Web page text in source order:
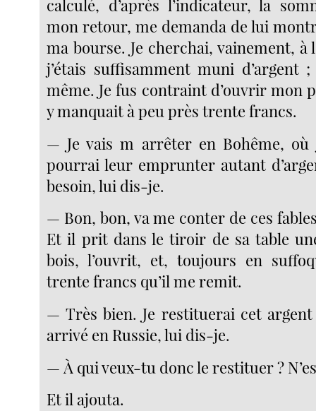
calculé, d’après l’indicateur, la
mon retour, me demanda de lui
ma bourse. Je cherchai, vainement, à
j’étais suffisamment muni d’argent
même. Je fus contraint d’ouvrir mon
y manquait à peu près trente francs.
— Je vais m arrêter en Bohême, où
pourrai leur emprunter autant
besoin, lui dis-je.
— Bon, bon, va me conter de ces
Et il prit dans le tiroir de sa table
bois, l’ouvrit, et, toujours en
trente francs qu’il me remit.
— Très bien. Je restituerai cet
arrivé en Russie, lui dis-je.
— À qui veux-tu donc le restituer ?
Et il ajouta.